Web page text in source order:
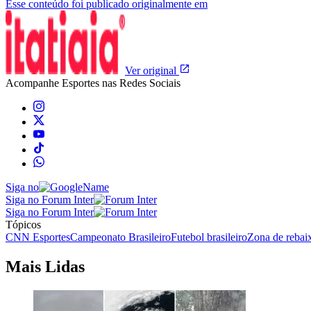
Esse conteúdo foi publicado originalmente em
Ver original
Acompanhe Esportes nas Redes Sociais
Siga no
Siga no Forum Inter
Siga no Forum Inter
Tópicos
CNN EsportesCampeonato BrasileiroFutebol brasileiroZona de
Mais Lidas